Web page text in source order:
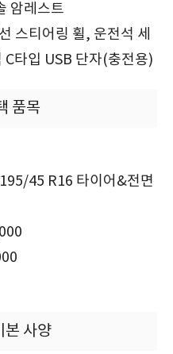
암레스트
스티어링 휠, 운전석 세
타입 USB 단자(충전용)
품목
45 R16 타이어&전면
본 사양